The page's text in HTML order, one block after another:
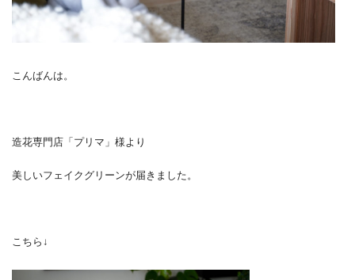
こんばんは。
造花専門店「プリマ」様より
美しいフェイクグリーンが届きました。
こちら↓